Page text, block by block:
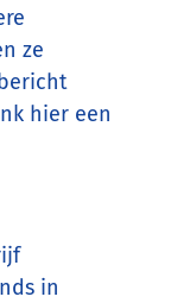
ze
hier een
in